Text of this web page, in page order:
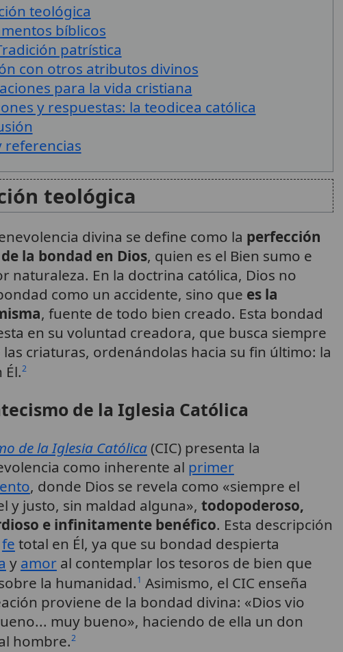
teológica
bíblicos
patrística
con otros atributos divinos
para la vida cristiana
y respuestas: la teodicea católica
referencias
teológica
divina se define como la perfección
la bondad en Dios, quien es el Bien sumo e
naturaleza. En la doctrina católica, Dios no
como un accidente, sino que es la
, fuente de todo bien creado. Esta bondad
en su voluntad creadora, que busca siempre
las criaturas, ordenándolas hacia su fin último: la
2
de la Iglesia Católica
de la Iglesia Católica(CIC) presenta la
como inherente al primer
, donde Dios se revela como «siempre el
y justo, sin maldad alguna», todopoderoso,
e infinitamente benéfico. Esta descripción
fe total en Él, ya que su bondad despierta
y amoral contemplar los tesoros de bien que
la humanidad.1 Asimismo, el CIC enseña
proviene de la bondad divina: «Dios vio
muy bueno», haciendo de ella un don
hombre.2